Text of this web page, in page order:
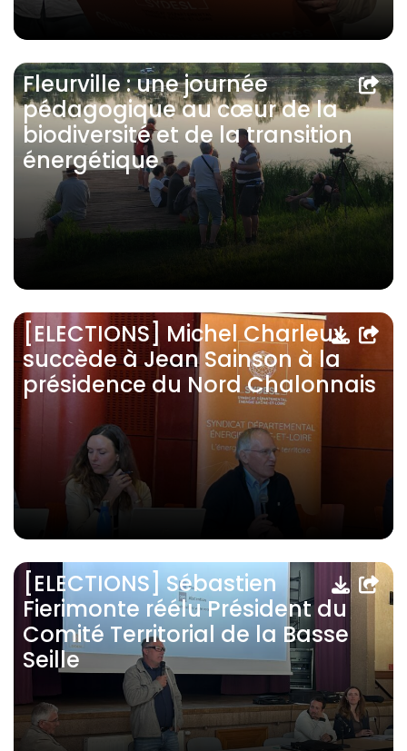
Fleurville : une journée
pédagogique au cœur de la
biodiversité et de la transition
énergétique
[ELECTIONS] Michel Charleux
succède à Jean Sainson à la
présidence du Nord Chalonnais
[ELECTIONS] Sébastien
Fierimonte réélu Président du
Comité Territorial de la Basse
Seille